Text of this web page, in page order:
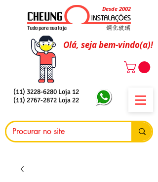
Desde 2002
Olá, seja bem-vindo(a)!
(11) 3228-6280 Loja 12
(11) 2767-2872 Loja 22